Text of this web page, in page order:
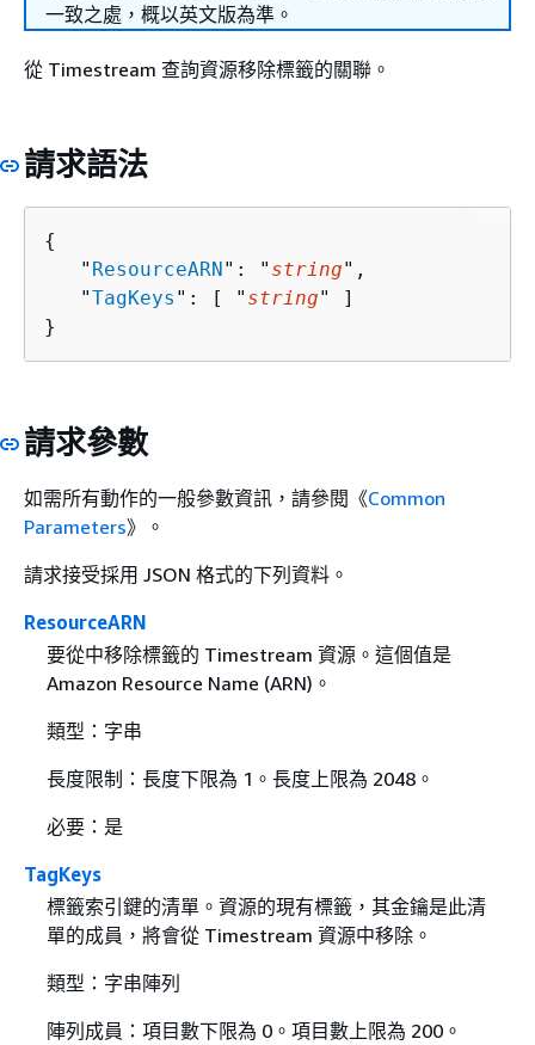
一致之處，概以英文版為準。
從 Timestream 查詢資源移除標籤的關聯。
請求語法
{
   "
ResourceARN": " string",
   "
TagKeys ": [ " string" ]
}
請求參數
如需所有動作的一般參數資訊，請參閱《Common
Parameters》。
請求接受採用 JSON 格式的下列資料。
ResourceARN
要從中移除標籤的 Timestream 資源。這個值是
Amazon Resource Name (ARN)。
類型：字串
長度限制：長度下限為 1。長度上限為 2048。
必要：是
TagKeys
標籤索引鍵的清單。資源的現有標籤，其金鑰是此清
單的成員，將會從 Timestream 資源中移除。
類型：字串陣列
陣列成員：項目數下限為 0。項目數上限為 200。